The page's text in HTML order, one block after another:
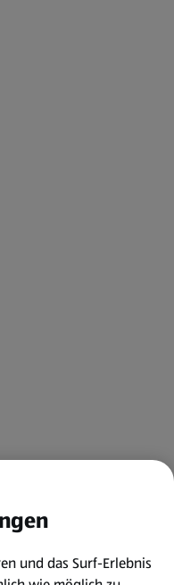
und das Surf-Erlebnis